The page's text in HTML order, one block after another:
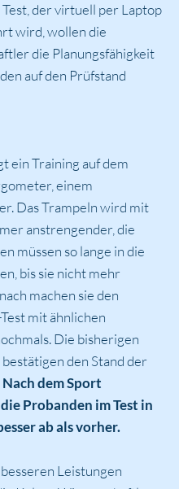
der virtuell per Laptop
wird, wollen die
die Planungsfähigkeit
auf den Prüfstand
ein Training auf dem
einem
Das Trampeln wird mit
anstrengender, die
müssen so lange in die
bis sie nicht mehr
machen sie den
mit ähnlichen
Die bisherigen
den Stand der
Nach dem Sport
Probanden im Test in
ab als vorher.
Leistungen